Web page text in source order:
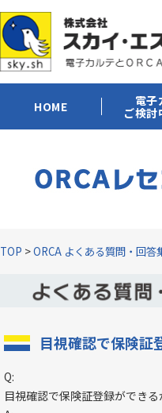
HOME
電子
ご検討
TOP >ORCA よくある質問・回答
目視確認で保険証
Q:
目視確認で保険証登録ができる